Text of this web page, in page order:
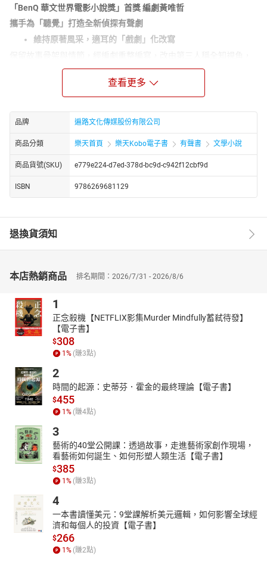
「BenQ 華文世界電影小說獎」首獎 編劇黃唯哲
攜手為「聽覺」打造全新偵探有聲劇
維持原著風采，適耳的「戲劇」化改寫
帶你俯瞰案件經過。藉由對話推進劇情，並加強場景表現讓節奏更
為緊湊，1.5小時內毫無冷場。
福爾摩斯化身為「推理硬漢」
在這個版本中，我們為角色既有的靈魂注入新元素，福爾摩斯成了
將暴力視為手段的個性男子，在知名配音員宋昱璁的詮釋下，可聽
見他巧妙切換冷熱兩面，上一秒瀟灑不羈，下一秒突然冷靜推理，
呈現角色的立體面貌。
一場精采絕倫的「聽覺」冒險
由專業聲導選角，邀請8名配音員獻聲，包括為各知名戲劇、遊戲配
音的一線聲音演員，如動畫《進擊的巨人》主角艾連、宮崎駿《借
亞後期的倫敦，跟隨福爾摩斯走訪案件現場。
系列有聲劇首波從60篇故事中精選出兩則指標性的短篇──《失敗的
波西米亞委託案》和《花斑帶的殺意》。BBC影集《新世紀福爾摩
球影迷也為之傾心，這個角色正是出自《失敗的波西米亞委託
案》，我們得以一探「那位女士」的風采，還有福爾摩斯遊走在犯
罪邊緣的行動。
而《花斑帶的殺意》曾被柯南˙道爾選為最喜愛的故事，他說：「這
上。」你可以在劇中聽見福爾摩斯與華生一同穿梭緊張刺激的詭譎
氛圍，並用另類方法制裁犯人。
＼
爵。」
一位神祕客戶的戴著皮革面具現身，誓命取回足以撼動波西米亞王
室的合照，掀開一場國家級的緋聞。信心滿滿的福爾摩斯這次會如
何與歌劇女伶鬥智，達成委託呢？又是什麼樣的狠角色，讓他從此
僅留一盞燈，任憑黑暗包圍，
豎起雙耳，悄悄跟在福爾摩斯與華生身後，
一同踏入這充滿詭計、危險、層層謎團籠罩的推理迷霧中……
暴力版的福爾摩斯、搭檔間的日常鬥嘴、緊湊的刺激情節
查看更多
品牌 遍路文化傳媒股份有限公司
商品分類 樂天首頁 樂天Kobo電子書 有聲書 文學小說
商品貨號(SKU) e779e224-d7ed-378d-bc9d-c942f12cbf9d
ISBN 9786269681129
退換貨須知
本店熱銷商品 排名期間：2026/7/31 - 2026/8/6
1
正念殺機【NETFLIX影集Murder Mindfully蓄弒待發】
【電子書】
$308
1 % (賺3點)
2
時間的起源：史蒂芬．霍金的最終理論【電子書】
$455
1 % (賺4點)
3
藝術的40堂公開課：透過故事，走進藝術家創作現場，
看藝術如何誕生、如何形塑人類生活【電子書】
$385
1 % (賺3點)
4
一本書讀懂美元：9堂課解析美元邏輯，如何影響全球經
濟和每個人的投資【電子書】
$266
1 % (賺2點)